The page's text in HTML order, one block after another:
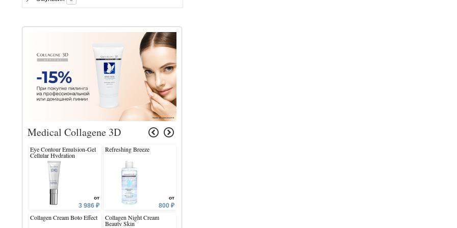
Medical Collagene 3D
Eye Contour Emulsion-Gel
Cellular Hydration
от
3 986 ₽
Collagen Cream Boto Effect
Refreshing Breeze
от
800 ₽
Collagen Night Cream
Beauty Skin